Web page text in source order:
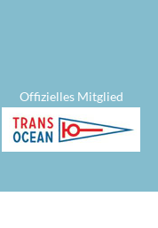
Offizielles Mitglied